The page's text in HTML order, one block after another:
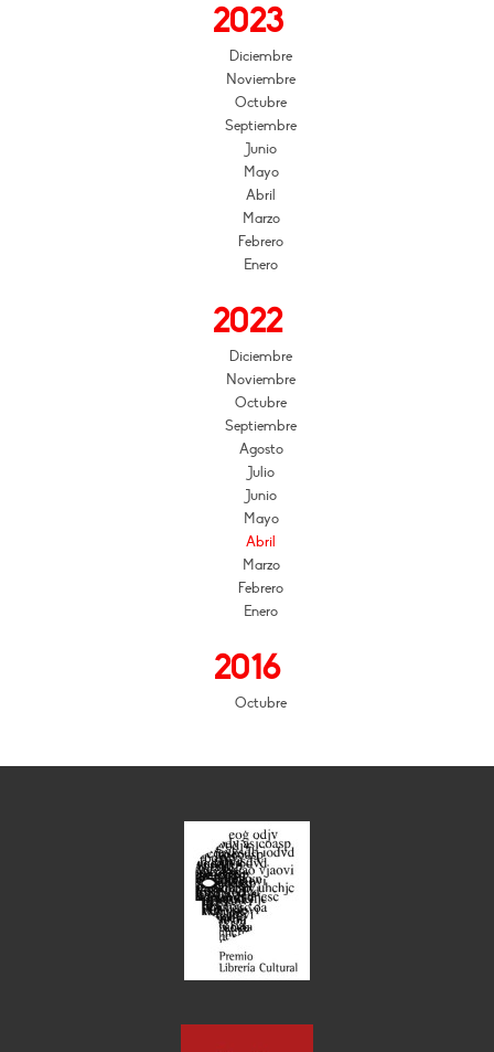
2023
Diciembre
Noviembre
Octubre
Septiembre
Junio
Mayo
Abril
Marzo
Febrero
Enero
2022
Diciembre
Noviembre
Octubre
Septiembre
Agosto
Julio
Junio
Mayo
Abril
Marzo
Febrero
Enero
2016
Octubre